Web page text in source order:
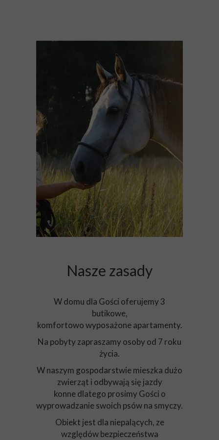
Nasze zasady
W domu dla Gości oferujemy 3
butikowe,
komfortowo wyposażone apartamenty.
Na pobyty zapraszamy osoby od 7 roku
życia.
W naszym gospodarstwie mieszka dużo
zwierząt i odbywają się jazdy
konne dlatego prosimy Gości o
wyprowadzanie swoich psów na smyczy.
Obiekt jest dla niepalących, ze
względów bezpieczeństwa